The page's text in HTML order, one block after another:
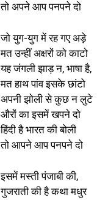
तो अपने आप पनपने दो
जो युग-युग में रह गए अड़े
मत उन्हीं अक्षरों को काटो
यह जंगली झाड़ न, भाषा है,
मत हाथ पांव इसके छांटो
अपनी झोली से कुछ न लुटे
औरों का इसमें खपने दो
हिंदी है भारत की बोली
तो आपने आप पनपने दो
इसमें मस्ती पंजाबी की,
गुजराती की है कथा मधुर